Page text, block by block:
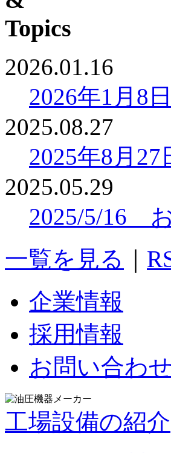
2026.01.16
2026年1月8
2025.08.27
2025年8月
2025.05.29
2025/5/16
一覧を見る
企業情報
採用情報
お問い合わせ
工場設備の紹介